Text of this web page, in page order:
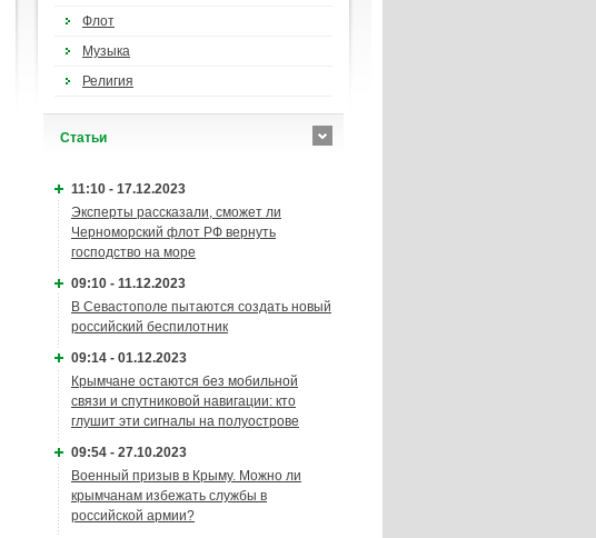
Флот
Музыка
Религия
Cтатьи
11:10 - 17.12.2023
Эксперты рассказали, сможет ли
Черноморский флот РФ вернуть
господство на море
09:10 - 11.12.2023
В Севастополе пытаются создать новый
российский беспилотник
09:14 - 01.12.2023
Крымчане остаются без мобильной
связи и спутниковой навигации: кто
глушит эти сигналы на полуострове
09:54 - 27.10.2023
Военный призыв в Крыму. Можно ли
крымчанам избежать службы в
российской армии?